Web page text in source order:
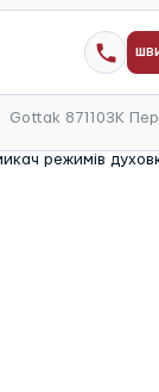
Gottak 871103K